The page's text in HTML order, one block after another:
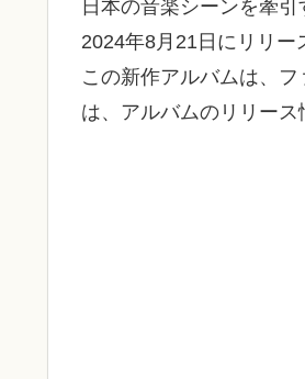
日本の音楽シーンを牽
2024年8月21日にリリー
この新作アルバムは、
は、アルバムのリリース